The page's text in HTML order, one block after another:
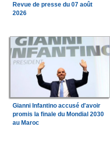
Revue de presse du 07 août
2026
Gianni Infantino accusé d'avoir
promis la finale du Mondial 2030
au Maroc